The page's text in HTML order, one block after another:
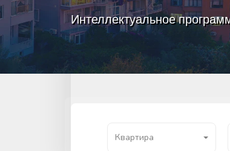
Интеллектуальное
Квартира